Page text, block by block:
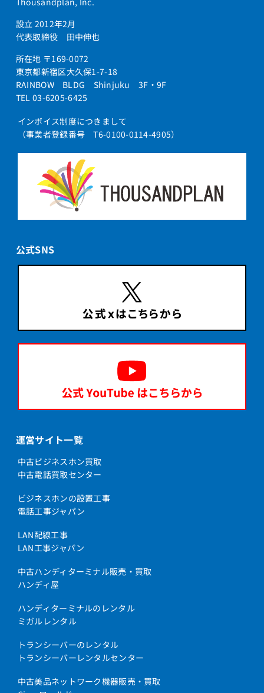
設立 2012年2月
代表取締役 田中伸也
所在地 〒169-0072
東京都新宿区大久保1-7-18
RAINBOW BLDG Shinjuku 3F・9F
TEL 03-6205-6425
インボイス制度につきまして
（事業者登録番号 T6-0100-0114-4905）
公式SNS
運営サイト一覧
中古ビジネスホン買取
中古電話買取センター
ビジネスホンの設置工事
電話工事ジャパン
LAN配線工事
LAN工事ジャパン
中古ハンディターミナル販売・買取
ハンディ屋
ハンディターミナルのレンタル
ミガルレンタル
トランシーバーのレンタル
トランシーバーレンタルセンター
中古美品ネットワーク機器販売・買取